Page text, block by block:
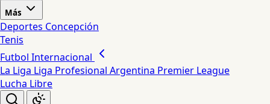
Más
Deportes Concepción
Tenis
Futbol Internacional
La Liga Liga Profesional Argentina Premier League
Lucha Libre